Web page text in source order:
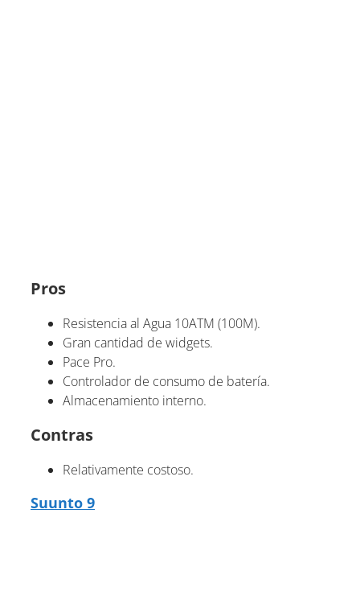
Pros
Resistencia al Agua 10ATM (100M).
Gran cantidad de widgets.
Pace Pro.
Controlador de consumo de batería.
Almacenamiento interno.
Contras
Relativamente costoso.
Suunto 9